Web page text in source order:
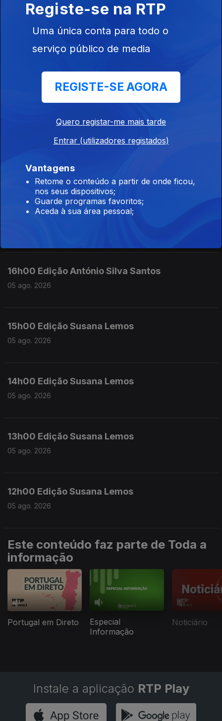
05 ago. 2026
20h00 Edição António Silva Santos
19h00 Edição António Silva Santos
17h00 Edição António Silva Santos
16h00 Edição António Silva Santos
05 ago. 2026
15h00 Edição Susana Lemos
05 ago. 2026
14h00 Edição Susana Lemos
05 ago. 2026
13h00 Edição Susana Lemos
05 ago. 2026
12h00 Edição Susana Lemos
05 ago. 2026
Este conteúdo faz parte de Toda a
informação
Portugal em Direto
Especial
Informação
Noticiário
Instale a aplicação RTP Play
Registe-se na RTP
Uma única conta para todo o
serviço público de media
REGISTE-SE AGORA
Quero registar-me mais tarde
Entrar (utilizadores registados)
Vantagens
Retome o conteúdo a partir de onde ficou,
nos seus dispositivos;
Guarde programas favoritos;
Aceda à sua área pessoal;